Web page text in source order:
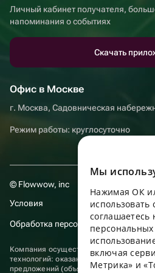
Личный кабинет получателя,
напоминания о событиях
Скачать
Офис в Москве
г. Москва, Садовническая
Режим работы: круглосуточно
© Flowwow, inc
Условия
Обработка персональных данных
Компания осуществляет
технологий: оказание услуг в сети
предложений (объявлений) продавцов
Мы
Нажимая ОК
использовать
соглашаетесь
включая
Метрика» и